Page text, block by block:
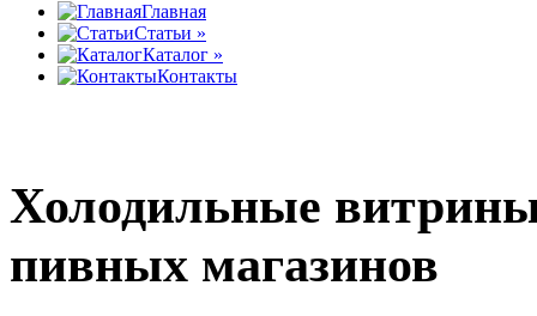
Главная
Статьи »
Каталог »
Контакты
Холодильные
пивных магазинов